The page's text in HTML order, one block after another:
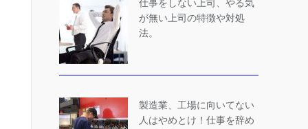
仕事をしない上司、やる気
が無い上司の特徴や対処
法。
製造業、工場に向いてない
人はやめとけ！仕事を辞め